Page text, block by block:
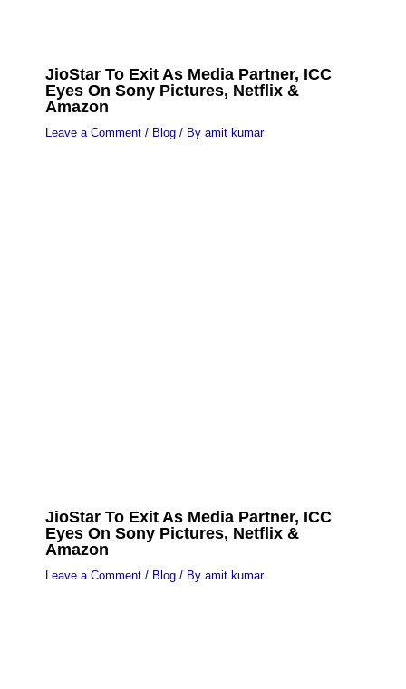
JioStar To Exit As Media Partner, ICC
Eyes On Sony Pictures, Netflix &
Amazon
Leave a Comment / Blog/ By amit kumar
JioStar To Exit As Media Partner, ICC
Eyes On Sony Pictures, Netflix &
Amazon
Leave a Comment / Blog/ By amit kumar